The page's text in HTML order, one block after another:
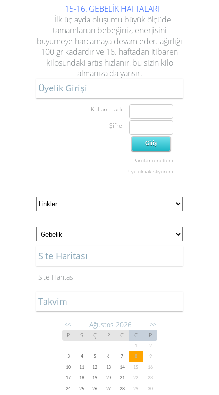
15-16. GEBELİK HAFTALARI
İlk üç ayda oluşumu büyük ölçüde
tamamlanan bebeğiniz, enerjisini
büyümeye harcamaya devam eder. ağırlığı
100 gr kadardır ve 16. haftadan itibaren
kilosundaki artış hızlanır, bu sizin kilo
almanıza da yansır.
Üyelik Girişi
Kullanıcı adı
Şifre
Parolamı unuttum
Üye olmak istiyorum
Site Haritası
Site Haritası
Takvim
<< Ağustos 2026 >>
P S Ç P C C P
1
2
3
4 5 6 7 8
9
10
11 12 13 14 15
16
17
18 19 20 21 22
23
24
25 26 27 28 29
30